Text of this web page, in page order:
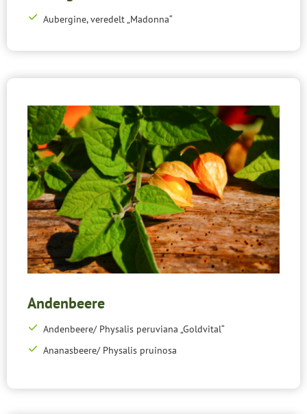
Aubergine, veredelt „Madonna“
Andenbeere
Andenbeere/ Physalis peruviana „Goldvital“
Ananasbeere/ Physalis pruinosa